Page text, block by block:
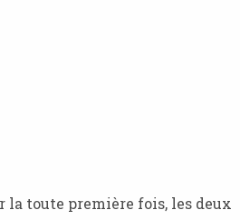
la toute première fois, les deux